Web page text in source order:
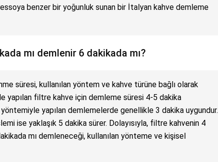
benzer bir yoğunluk sunan bir İtalyan kahve demleme
mı demlenir 6 dakikada mı?
süresi, kullanılan yöntem ve kahve türüne bağlı olarak
yapılan filtre kahve için demleme süresi 4-5 dakika
yöntemiyle yapılan demlemelerde genellikle 3 dakika uygundur.
ise yaklaşık 5 dakika sürer. Dolayısıyla, filtre kahvenin 4
mı demleneceği, kullanılan yönteme ve kişisel